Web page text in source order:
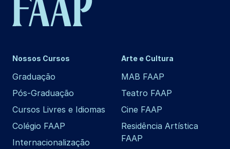
Nossos Cursos
Graduação
Pós-Graduação
Cursos Livres e Idiomas
Colégio FAAP
Internacionalização
Arte e Cultura
MAB FAAP
Teatro FAAP
Cine FAAP
Residência Artística
FAAP